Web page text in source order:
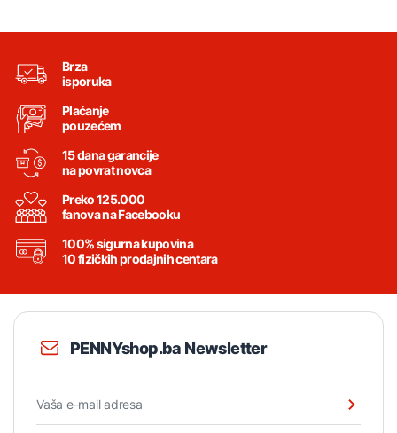
Brza
isporuka
Plaćanje
pouzećem
15 dana garancije
na povrat novca
Preko 125.000
fanova na Facebooku
100% sigurna kupovina
10 fizičkih prodajnih centara
PENNYshop.ba Newsletter